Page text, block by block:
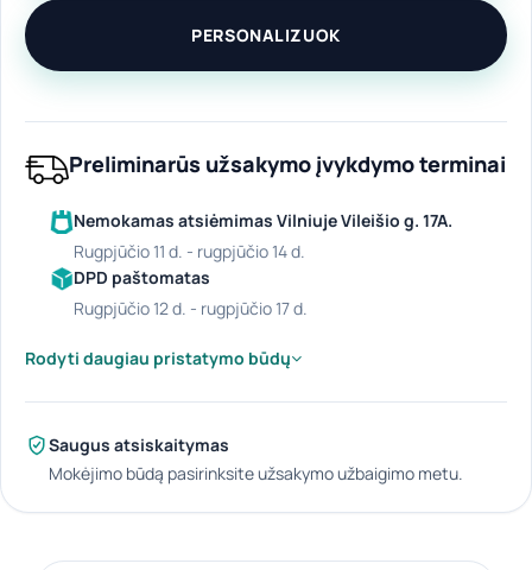
PERSONALIZUOK
Preliminarūs užsakymo įvykdymo terminai
Nemokamas atsiėmimas Vilniuje Vileišio g. 17A.
rugpjūčio 11 d. - rugpjūčio 14 d.
DPD paštomatas
rugpjūčio 12 d. - rugpjūčio 17 d.
Rodyti daugiau pristatymo būdų
Saugus atsiskaitymas
Mokėjimo būdą pasirinksite užsakymo užbaigimo metu.